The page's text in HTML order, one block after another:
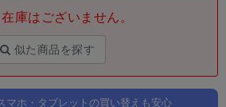
庫はございません。
似た商品を探す
マホ・タブレットの買い替えも安心
ど